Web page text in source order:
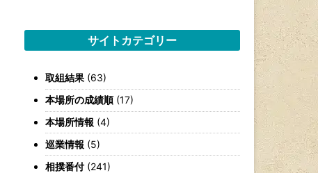
サイトカテゴリー
取組結果 (63)
本場所の成績順(17)
本場所情報 (4)
巡業情報 (5)
相撲番付(241)